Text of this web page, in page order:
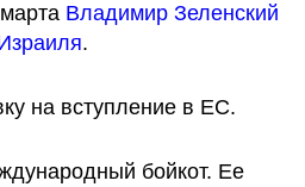
Владимир Зеленский
.
на вступление в ЕС.
бойкот. Ее